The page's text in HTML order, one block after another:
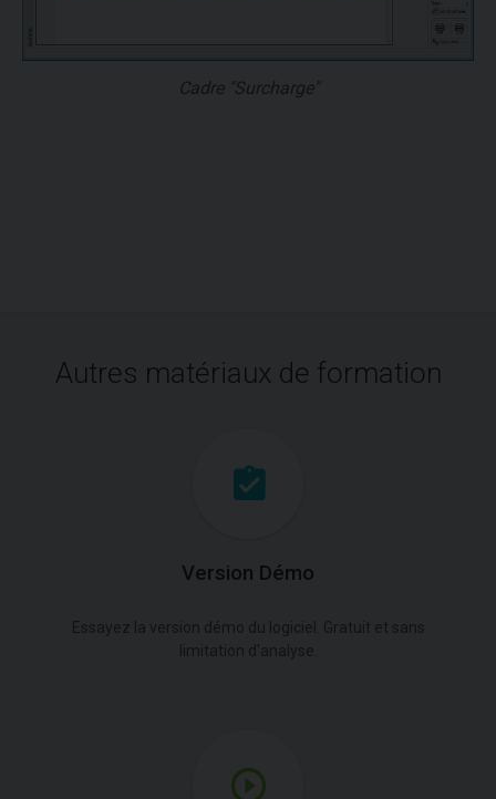
Cadre "Surcharge"
Autres matériaux de formation
Version Démo